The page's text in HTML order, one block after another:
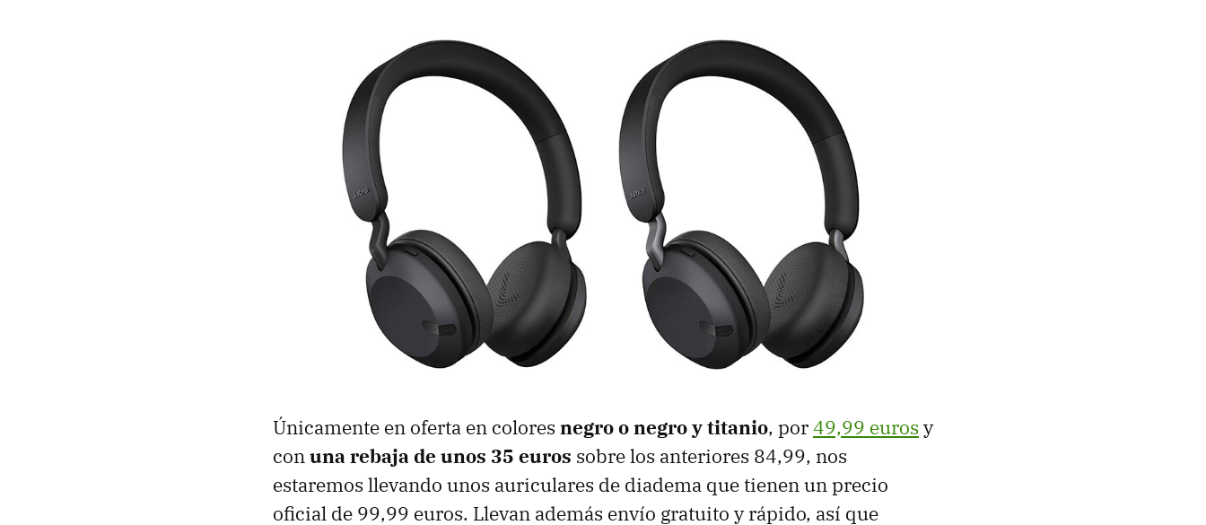
Únicamente en oferta en colores negro o negro y titanio, por49,99 euros y
conuna rebaja de unos 35 euros sobre los anteriores 84,99, nos
estaremos llevando unos auriculares de diadema que tienen un precio
oficial de 99,99 euros. Llevan además envío gratuito y rápido, así que